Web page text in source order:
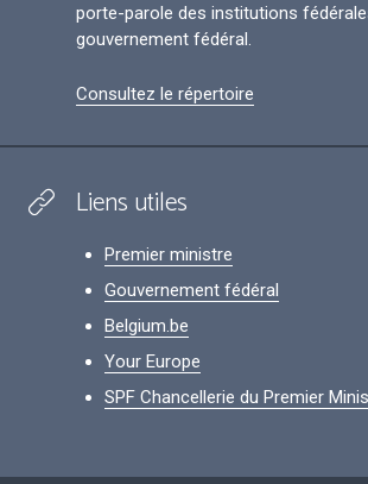
porte-parole des institutions
gouvernement fédéral.
Consultez le répertoire
Liens utiles
Premier ministre
Gouvernement fédéral
Belgium.be
Your Europe
SPF Chancellerie du Premier